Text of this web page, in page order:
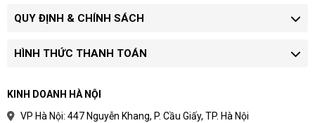
QUY ĐỊNH & CHÍNH SÁCH
HÌNH THỨC THANH TOÁN
KINH DOANH HÀ NỘI
VP Hà Nội: 447 Nguyễn Khang, P. Cầu Giấy, TP. Hà Nội